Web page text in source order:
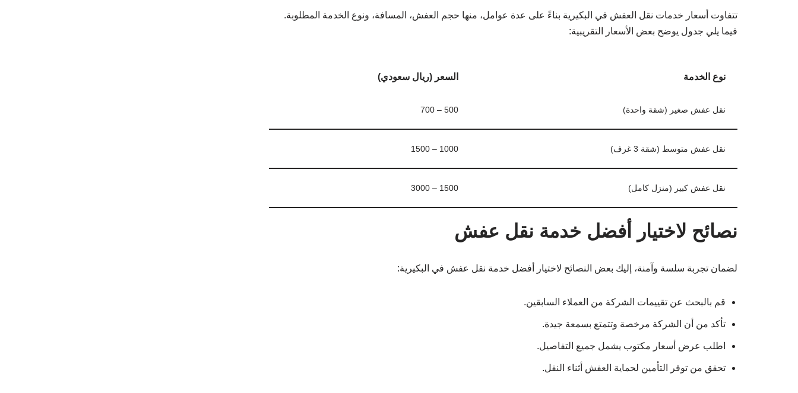
تتفاوت أسعار خدمات نقل العفش في البكيرية بناءً على عدة عوامل، منها حجم العفش، المسافة، ونوع الخدمة المطلوبة.
فيما يلي جدول يوضح بعض الأسعار التقريبية:
نوع الخدمة السعر (ريال سعودي)
نقل عفش صغير (شقة واحدة) 500 – 700
نقل عفش متوسط (شقة 3 غرف) 1000 – 1500
نقل عفش كبير (منزل كامل) 1500 – 3000
نصائح لاختيار أفضل خدمة نقل عفش
لضمان تجربة سلسة وآمنة، إليك بعض النصائح لاختيار أفضل خدمة نقل عفش في البكيرية:
قم بالبحث عن تقييمات الشركة من العملاء السابقين.
تأكد من أن الشركة مرخصة وتتمتع بسمعة جيدة.
اطلب عرض أسعار مكتوب يشمل جميع التفاصيل.
تحقق من توفر التأمين لحماية العفش أثناء النقل.